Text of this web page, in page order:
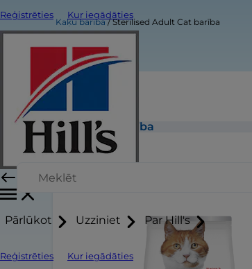
Reģistrēties Kur iegādāties
Pārlūkot Uzziniet Par Hill's
Reģistrēties Kur iegādāties
Kaķu barība Sterilised Adult Cat barība
Sterilised Adult Cat barība